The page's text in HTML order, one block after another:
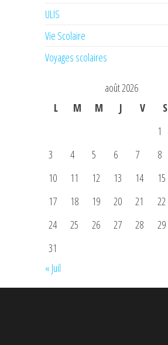
ULIS
Vie Scolaire
Voyages scolaires
août 2026
L
M M J V S
1
3
4 5 6 7 8
10
11 12 13 14 15
17
18 19 20 21 22
24
25 26 27 28 29
31
« Juil